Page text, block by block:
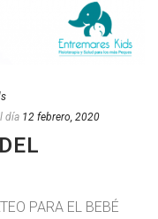
día 12 febrero, 2020
PARA EL BEBÉ